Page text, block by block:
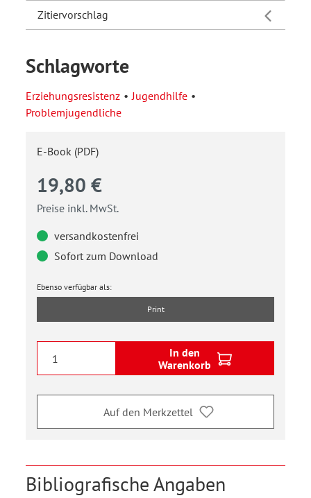
Zitiervorschlag
Schlagworte
Erziehungsresistenz
Jugendhilfe
Problemjugendliche
E-Book (PDF)
19,80 €
Preise inkl. MwSt.
versandkostenfrei
Sofort zum Download
Ebenso verfügbar als:
Print
In den
Warenkorb
Auf den Merkzettel
Bibliografische Angaben